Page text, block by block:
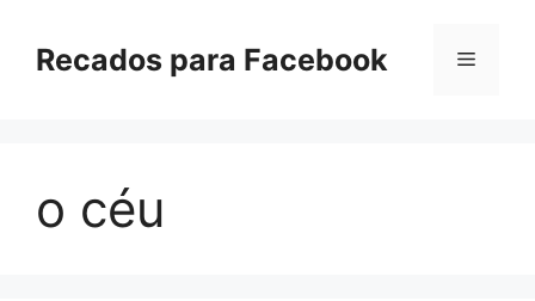
paraRecados para Facebook Menu
o céu